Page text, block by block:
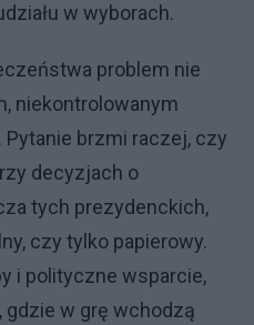
w wyborach.
problem nie
niekontrolowanym
brzmi raczej, czy
decyzjach o
tych prezydenckich,
czy tylko papierowy.
i polityczne wsparcie,
gdzie w grę wchodzą